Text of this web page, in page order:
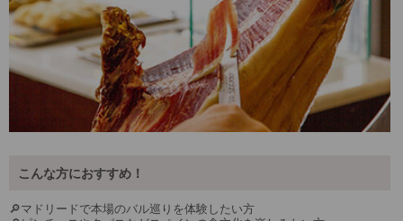
こんな方におすすめ！
🔎マドリードで本場のバル巡りを体験したい方